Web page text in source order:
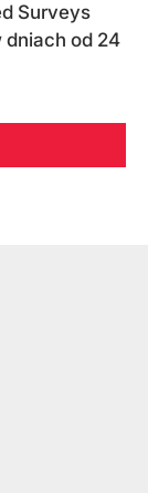
Surveys
dniach od 24